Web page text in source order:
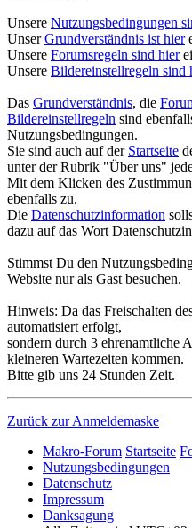
Unsere Nutzungsbedingungen
UnserGrundverständnis ist hier
Unsere Forumsregeln sind hier
Unsere Bildereinstellregeln sind
Das Grundverständnis, die
Bildereinstellregeln sind
Nutzungsbedingungen.
Sie sind auch auf der Startseite
unter der Rubrik "Über uns"
Mit dem Klicken des
ebenfalls zu.
Die Datenschutzinformation
dazu auf das Wort
Stimmst Du den
Website nur als Gast besuchen.
Hinweis: Da das Freischalten
automatisiert erfolgt,
sondern durch 3 ehrenamtliche
kleineren Wartezeiten kommen.
Bitte gib uns 24 Stunden Zeit.
Zurück zur Anmeldemaske
Makro-Forum Startseite
Nutzungsbedingungen
Datenschutz
Impressum
Danksagung